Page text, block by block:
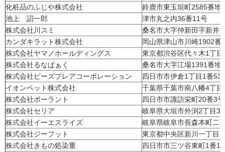
化粧品のふじや株式会社
鈴鹿市東玉垣町2585番地
池上 詔一郎
津市丸之内36番11号
株式会社川スミ
桑名市大字仲新田字新井
カンダキラット株式会社
岡山県津山市川崎1902番
株式会社ヤマノホールディングス
東京都渋谷区代々木1丁
株式会社るなぱぁく
桑名市大字江場1391番地
株式会社ピーズプレアコーポレーション
四日市市伊倉1丁目1番53
イオンペット株式会社
千葉県千葉市南八幡4丁
株式会社ボーラント
四日市市諏訪栄町20番3号
株式会社セリア
岐阜県大垣市外渕2丁目
株式会社イーエスライズ
岐阜県岐阜市長森本町二
株式会社ジーフット
東京都中央区新川一丁目
株式会社きもの処染重
四日市市三ツ谷東町1番